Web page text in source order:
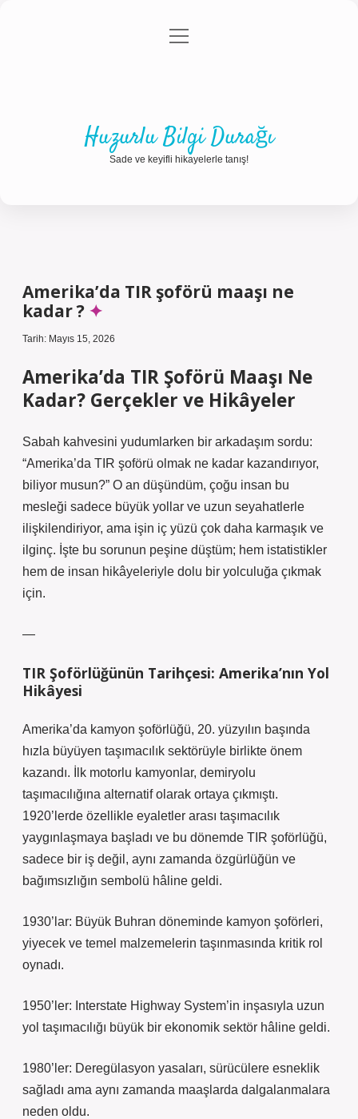
Gizlilik Politikası
menüyü
Huzurlu Bilgi Durağı
Sade ve keyifli hikayelerle tanış!
Amerika’da TIR şoförü maaşı ne
kadar ?
Tarih: Mayıs 15, 2026
Amerika’da TIR Şoförü Maaşı Ne
Kadar? Gerçekler ve Hikâyeler
Sabah kahvesini yudumlarken bir arkadaşım sordu:
“Amerika’da TIR şoförü olmak ne kadar kazandırıyor,
biliyor musun?” O an düşündüm, çoğu insan bu
mesleği sadece büyük yollar ve uzun seyahatlerle
ilişkilendiriyor, ama işin iç yüzü çok daha karmaşık ve
ilginç. İşte bu sorunun peşine düştüm; hem istatistikler
hem de insan hikâyeleriyle dolu bir yolculuğa çıkmak
için.
—
TIR Şoförlüğünün Tarihçesi: Amerika’nın Yol
Hikâyesi
Amerika’da kamyon şoförlüğü, 20. yüzyılın başında
hızla büyüyen taşımacılık sektörüyle birlikte önem
kazandı. İlk motorlu kamyonlar, demiryolu
taşımacılığına alternatif olarak ortaya çıkmıştı.
1920’lerde özellikle eyaletler arası taşımacılık
yaygınlaşmaya başladı ve bu dönemde TIR şoförlüğü,
sadece bir iş değil, aynı zamanda özgürlüğün ve
bağımsızlığın sembolü hâline geldi.
1930’lar: Büyük Buhran döneminde kamyon şoförleri,
yiyecek ve temel malzemelerin taşınmasında kritik rol
oynadı.
1950’ler: Interstate Highway System’in inşasıyla uzun
yol taşımacılığı büyük bir ekonomik sektör hâline geldi.
1980’ler: Deregülasyon yasaları, sürücülere esneklik
sağladı ama aynı zamanda maaşlarda dalgalanmalara
neden oldu.